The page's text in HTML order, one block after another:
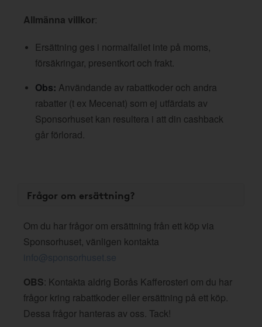
Allmänna villkor:
Ersättning ges i normalfallet inte på moms,
försäkringar, presentkort och frakt.
Obs: Användande av rabattkoder och andra
rabatter (t ex Mecenat) som ej utfärdats av
Sponsorhuset kan resultera i att din cashback
går förlorad.
Frågor om ersättning?
Om du har frågor om ersättning från ett köp via
Sponsorhuset, vänligen kontakta
info@sponsorhuset.se
OBS: Kontakta aldrig Borås Kafferosteri om du har
frågor kring rabattkoder eller ersättning på ett köp.
Dessa frågor hanteras av oss. Tack!